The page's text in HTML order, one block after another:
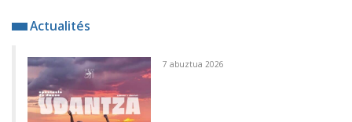
Actualités
7 abuztua 2026